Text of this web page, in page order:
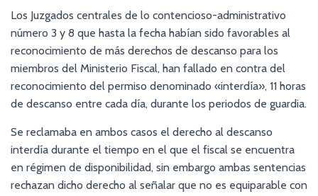
Los Juzgados centrales de lo contencioso-administrativo
número 3 y 8 que hasta la fecha habían sido favorables al
reconocimiento de más derechos de descanso para los
miembros del Ministerio Fiscal, han fallado en contra del
reconocimiento del permiso denominado «interdía», 11 horas
de descanso entre cada día, durante los periodos de guardia.
Se reclamaba en ambos casos el derecho al descanso
interdía durante el tiempo en el que el fiscal se encuentra
en régimen de disponibilidad, sin embargo ambas sentencias
rechazan dicho derecho al señalar que no es equiparable con